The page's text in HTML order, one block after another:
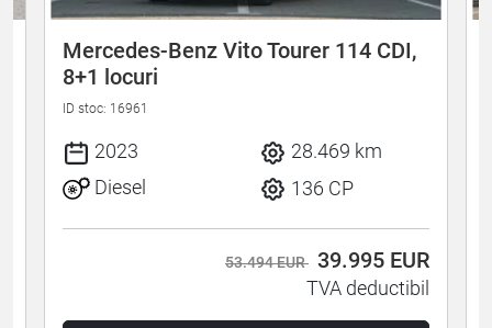
Mercedes-Benz Vito Tourer 114 CDI,
8+1 locuri
ID stoc: 16961
2023
28.469 km
Diesel
136 CP
53.494 EUR 39.995 EUR
TVA deductibil